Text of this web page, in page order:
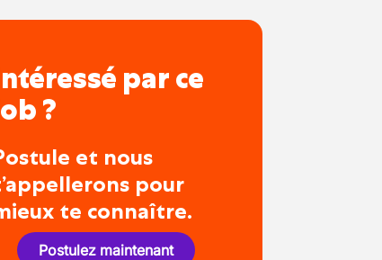
par ce
?
et nous
pour
te connaître.
Postulez maintenant